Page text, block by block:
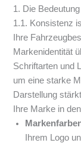
1. Die
1.1. Konsistenz
Ihre
Markenidentität
Schriftarten und
um eine starke
Darstellung
Ihre Marke in
Ihrem Logo